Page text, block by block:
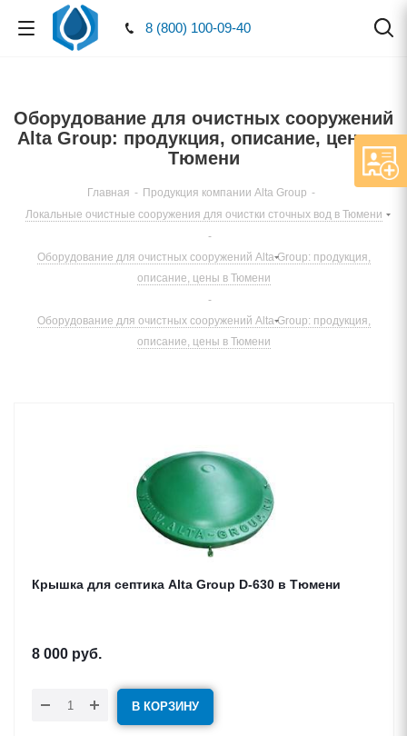
8 (800) 100-09-40
Оборудование для очистных сооружений
Alta Group: продукция, описание, цены в
Тюмени
Главная - Продукция компании Alta Group -
Локальные очистные сооружения для очистки сточных вод в Тюмени
-
Оборудование для очистных сооружений Alta Group: продукция,
описание, цены в Тюмени
-
Оборудование для очистных сооружений Alta Group: продукция,
описание, цены в Тюмени
Крышка для септика Alta Group D-630 в Тюмени
8 000 руб.
В КОРЗИНУ